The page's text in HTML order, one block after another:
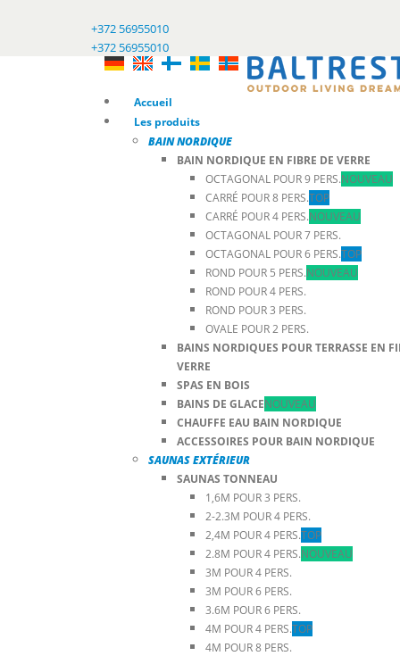
+372 56955010
+372 56955010
Accueil
Les produits
BAIN NORDIQUE
BAIN NORDIQUE EN FIBRE DE VERRE
OCTAGONAL POUR 9 PERS.NOUVEAU
CARRÉ POUR 8 PERS.TOP
CARRÉ POUR 4 PERS.NOUVEAU
OCTAGONAL POUR 7 PERS.
OCTAGONAL POUR 6 PERS.TOP
ROND POUR 5 PERS.NOUVEAU
ROND POUR 4 PERS.
ROND POUR 3 PERS.
OVALE POUR 2 PERS.
BAINS NORDIQUES POUR TERRASSE EN
VERRE
SPAS EN BOIS
BAINS DE GLACENOUVEAU
CHAUFFE EAU BAIN NORDIQUE
ACCESSOIRES POUR BAIN NORDIQUE
SAUNAS EXTÉRIEUR
SAUNAS TONNEAU
1,6M POUR 3 PERS.
2-2.3M POUR 4 PERS.
2,4M POUR 4 PERS.TOP
2.8M POUR 4 PERS.NOUVEAU
3M POUR 4 PERS.
3M POUR 6 PERS.
3.6M POUR 6 PERS.
4M POUR 4 PERS.TOP
4M POUR 8 PERS.